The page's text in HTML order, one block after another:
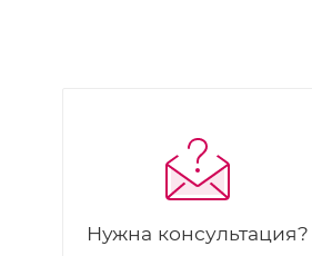
Нужна консультация?